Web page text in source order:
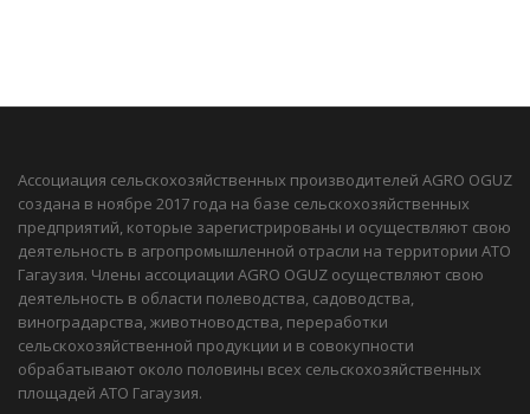
Ассоциация сельскохозяйственных производителей AGRO OGUZ
создана в ноябре 2017 года на базе сельскохозяйственных
предприятий, которые зарегистрированы и осуществляют свою
деятельность в агропромышленной отрасли на территории АТО
Гагаузия. Члены ассоциации AGRO OGUZ осуществляют свою
деятельность в области полеводства, садоводства,
виноградарства, животноводства, переработки
сельскохозяйственной продукции и в совокупности
обрабатывают около половины всех сельскохозяйственных
площадей АТО Гагаузия.